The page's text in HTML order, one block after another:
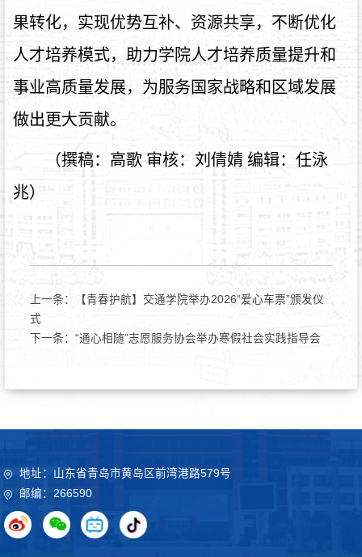
果转化，实现优势互补、资源共享，不断优化
人才培养模式，助力学院人才培养质量提升和
事业高质量发展，为服务国家战略和区域发展
做出更大贡献。
（撰稿： 高歌 审核：刘倩婧 编辑：任泳
兆）
上一条：
【青春护航】交通学院举办2026“爱心车票”颁发仪
式
下一条： “通心相随”志愿服务协会举办寒假社会实践指导会
地址：山东省青岛市黄岛区前湾港路579号
邮编：266590